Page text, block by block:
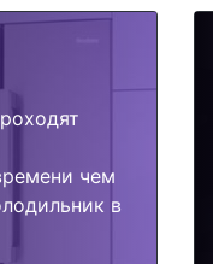
чем
в